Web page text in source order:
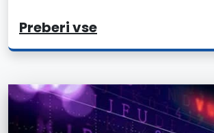
Preberi vse